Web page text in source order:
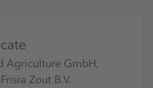
Agriculture GmbH,
Zout B.V.